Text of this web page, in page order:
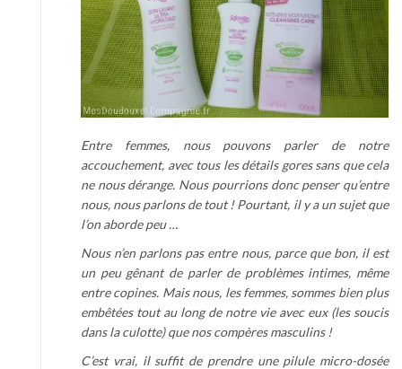
Entre femmes, nous pouvons parler de notre
accouchement, avec tous les détails gores sans que cela
ne nous dérange. Nous pourrions donc penser qu’entre
nous, nous parlons de tout ! Pourtant, il y a un sujet que
l’on aborde peu …
Nous n’en parlons pas entre nous, parce que bon, il est
un peu gênant de parler de problèmes intimes, même
entre copines. Mais nous, les femmes, sommes bien plus
embêtées tout au long de notre vie avec eux (les soucis
dans la culotte) que nos compères masculins !
C’est vrai, il suffit de prendre une pilule micro-dosée